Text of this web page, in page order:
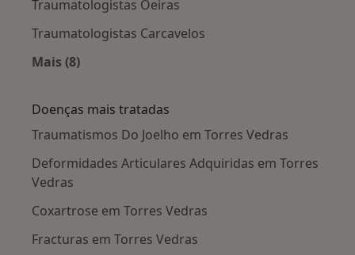
Traumatologistas Oeiras
Traumatologistas Carcavelos
Mais (8)
Doenças mais tratadas
Traumatismos Do Joelho em Torres Vedras
Deformidades Articulares Adquiridas em Torres
Vedras
Coxartrose em Torres Vedras
Fracturas em Torres Vedras